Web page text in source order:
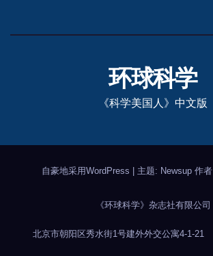
环球科学
《科学美国人》中文版
自豪地采用WordPress 主题: Newsup 作者
《环球科学》杂志社有限公司
北京市朝阳区秀水街1号建外外交公寓4-1-21